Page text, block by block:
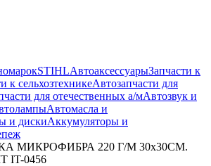
STIHLАвтоаксессуарыЗапчасти к
к сельхозтехникеАвтозапчасти для
для отечественных а/мАвтозвук и
Автомасла и
и дискиАккумуляторы и
МИКРОФИБРА 220 Г/М 30х30СМ.
IT-0456